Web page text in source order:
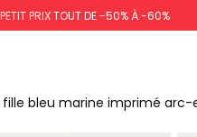
PETIT PRIX TOUT DE -50% À -60%
fille bleu marine imprimé